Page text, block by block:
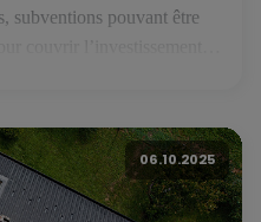
subventions pouvant être
énergétique. Une
Paribas avec l’institut
06.10.2025